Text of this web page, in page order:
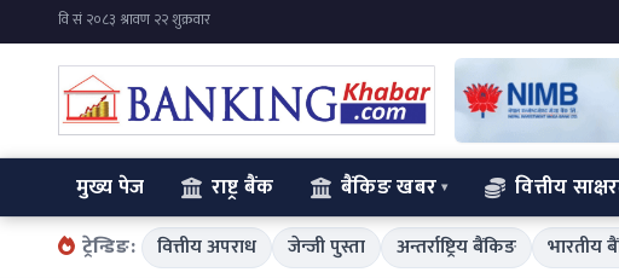
मुख्य पेज राष्ट्र बैंक बैंकिङ खबर वित्तीय
ट्रेन्डिङ: वित्तीय अपराध जेन्जी पुस्ता अन्तर्राष्ट्रिय बैंकिङ भारतीय